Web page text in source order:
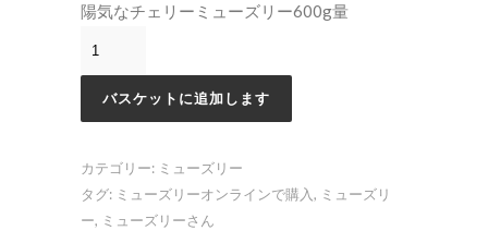
陽気なチェリーミューズリー600g量
バスケットに追加します
カテゴリー: ミューズリー
タグ: ミューズリーオンラインで購入, ミューズリ
ー, ミューズリーさん